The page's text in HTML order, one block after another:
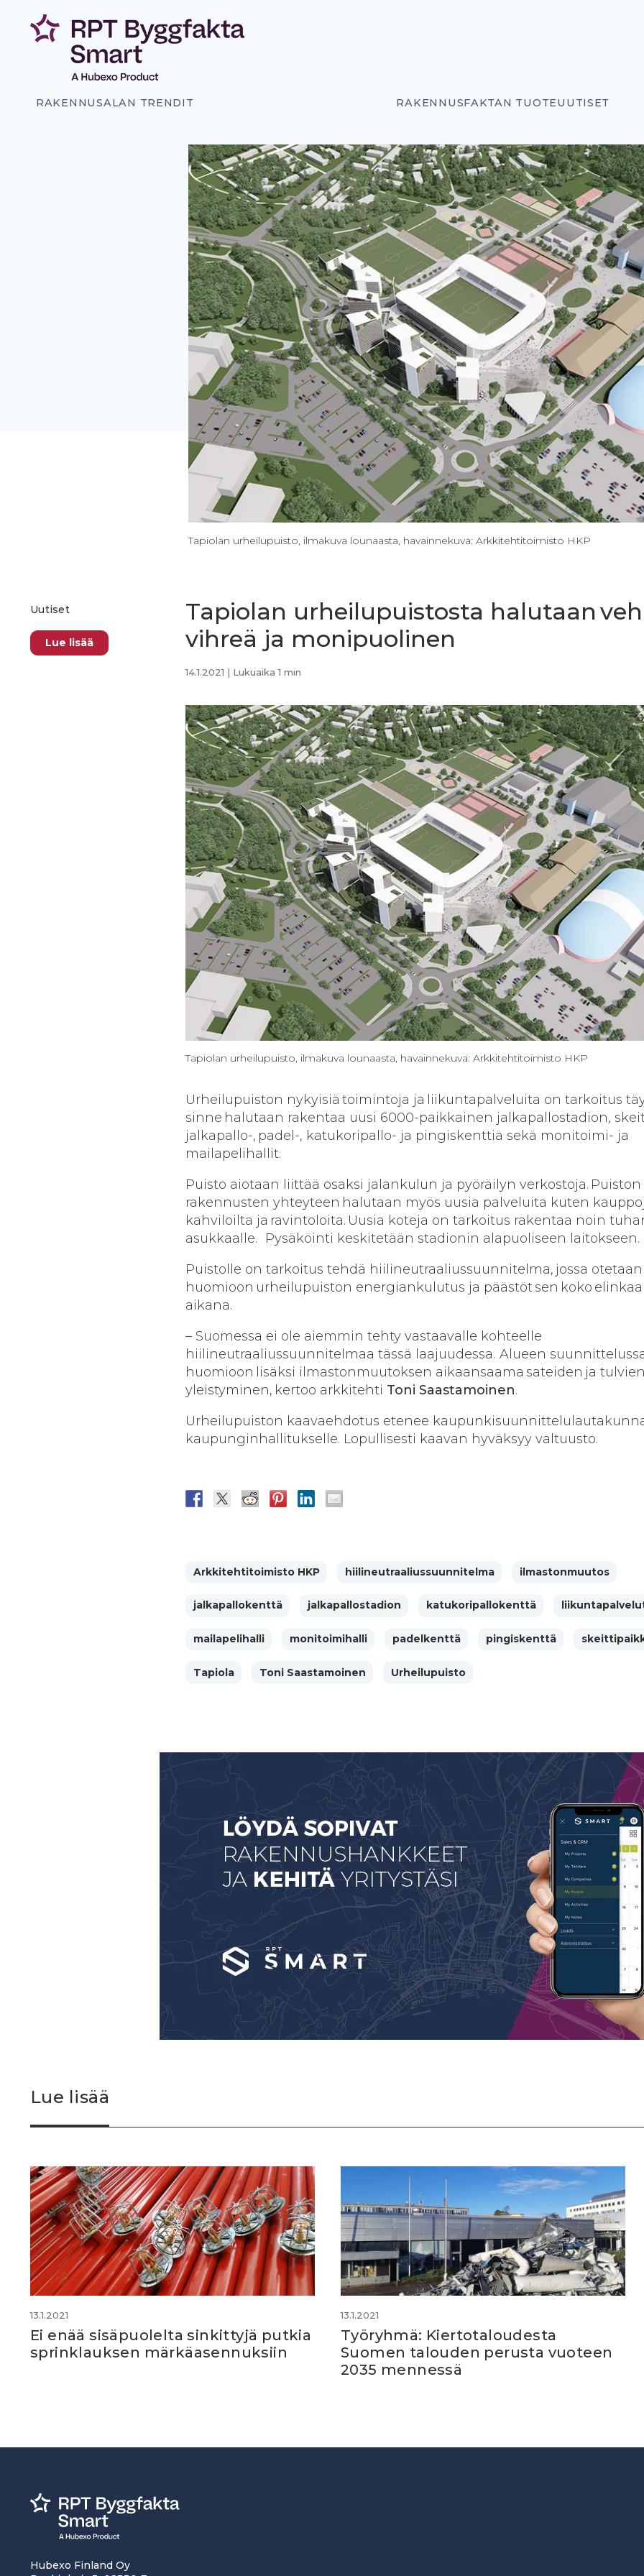
sisältöön
RAKENNUSALAN TRENDIT RAKENNUSFAKTAN TUOTEUUTISET
Tapiolan urheilupuisto, ilmakuva lounaasta, havainnekuva: Arkkitehtitoimisto HKP
Uutiset
Lue lisää
Tapiolan urheilupuistosta halutaan
vihreä ja monipuolinen
14.1.2021 | Lukuaika 1 min
Tapiolan urheilupuisto, ilmakuva lounaasta, havainnekuva: Arkkitehtitoimisto HKP
Urheilupuiston nykyisiä toimintoja ja liikuntapalveluita on tarkoitus
sinne halutaan rakentaa uusi 6000-paikkainen jalkapallostadion,
jalkapallo-, padel-, katukoripallo- ja pingiskenttiä sekä monitoimi- ja
mailapelihallit.
Puisto aiotaan liittää osaksi jalankulun ja pyöräilyn verkostoja. Puiston
rakennusten yhteyteen halutaan myös uusia palveluita kuten
kahviloilta ja ravintoloita. Uusia koteja on tarkoitus rakentaa noin
asukkaalle. Pysäköinti keskitetään stadionin alapuoliseen laitokseen.
Puistolle on tarkoitus tehdä hiilineutraaliussuunnitelma, jossa otetaan
huomioon urheilupuiston energiankulutus ja päästöt sen koko
aikana.
– Suomessa ei ole aiemmin tehty vastaavalle kohteelle
hiilineutraaliussuunnitelmaa tässä laajuudessa. Alueen
huomioon lisäksi ilmastonmuutoksen aikaansaama sateiden ja
yleistyminen, kertoo arkkitehti Toni Saastamoinen.
Urheilupuiston kaavaehdotus etenee
kaupunginhallitukselle. Lopullisesti kaavan hyväksyy valtuusto.
Arkkitehtitoimisto HKP hiilineutraaliussuunnitelma ilmastonmuutos
jalkapallokenttä jalkapallostadion katukoripallokenttä
mailapelihalli monitoimihalli padelkenttä pingiskenttä
Tapiola Toni Saastamoinen Urheilupuisto
Lue lisää
13.1.2021
Ei enää sisäpuolelta sinkittyjä putkia
sprinklauksen märkäasennuksiin
13.1.2021
Työryhmä: Kiertotaloudesta
Suomen talouden perusta vuoteen
2035 mennessä
Hubexo Finland Oy